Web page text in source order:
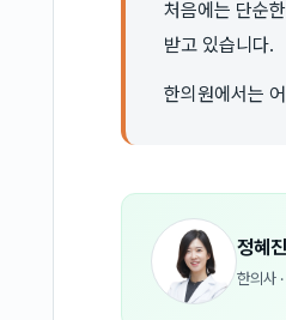
처음에는 단순
받고 있습니다.
한의원에서는
정혜진
한의사 ·